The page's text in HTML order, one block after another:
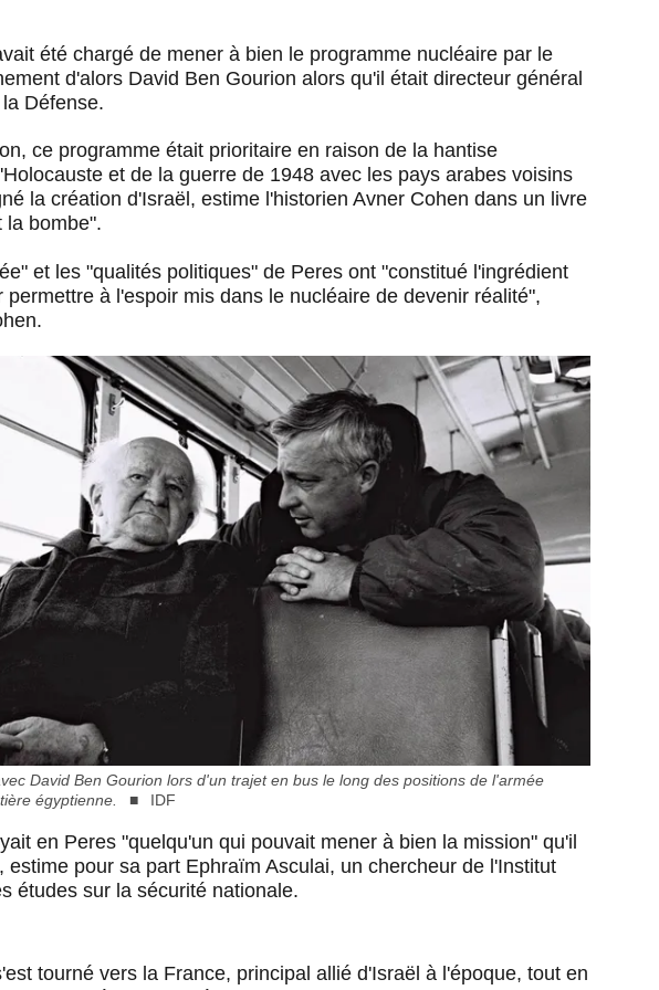
été chargé de mener à bien le programme nucléaire par le
d'alors David Ben Gourion alors qu'il était directeur général
Défense.
ce programme était prioritaire en raison de la hantise
et de la guerre de 1948 avec les pays arabes voisins
la création d'Israël, estime l'historien Avner Cohen dans un livre
la bombe".
et les "qualités politiques" de Peres ont "constitué l'ingrédient
permettre à l'espoir mis dans le nucléaire de devenir réalité",
David Ben Gourion lors d'un trajet en bus le long des positions de l'armée
égyptienne.
IDF
en Peres "quelqu'un qui pouvait mener à bien la mission" qu'il
estime pour sa part Ephraïm Asculai, un chercheur de l'Institut
études sur la sécurité nationale.
tourné vers la France, principal allié d'Israël à l'époque, tout en